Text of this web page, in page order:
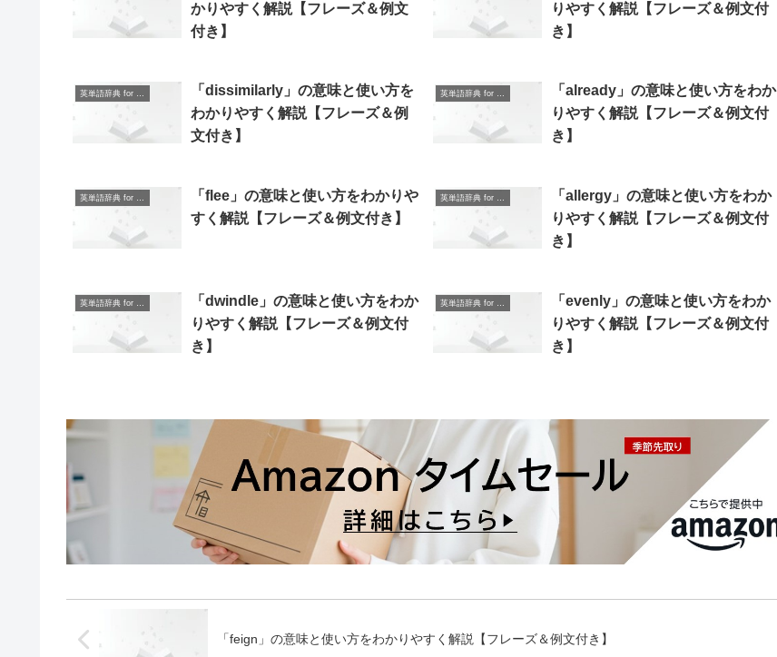
かりやすく解説【フレーズ＆例文
付き】
りやすく解説【フレーズ＆例文付
き】
「dissimilarly」の意味と使い方を
わかりやすく解説【フレーズ＆例
文付き】
「already」の意味と使い方をわか
りやすく解説【フレーズ＆例文付
き】
英単語辞典 for Beginners
「flee」の意味と使い方をわかりや
すく解説【フレーズ＆例文付き】
英単語辞典 for Beginners
「allergy」の意味と使い方をわか
りやすく解説【フレーズ＆例文付
き】
英単語辞典 for Beginners
「dwindle」の意味と使い方をわか
りやすく解説【フレーズ＆例文付
き】
英単語辞典 for Beginners
「evenly」の意味と使い方をわか
りやすく解説【フレーズ＆例文付
き】
「feign」の意味と使い方をわかりやすく解説【フレーズ＆例文付き】